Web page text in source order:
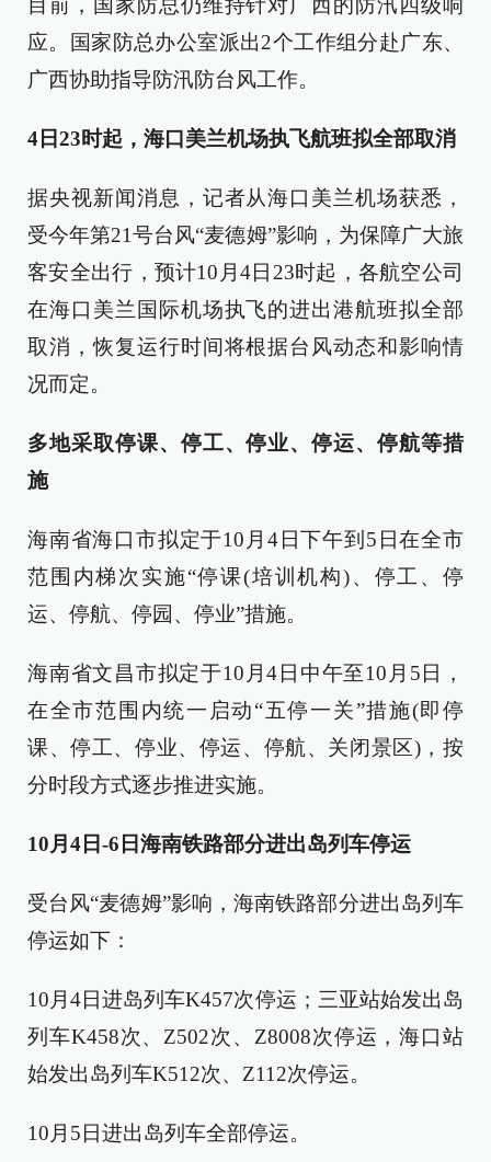
目前，国家防总仍维持针对广西的防汛四级响
应。国家防总办公室派出2个工作组分赴广东、
广西协助指导防汛防台风工作。
4日23时起，海口美兰机场执飞航班拟全部取消
据央视新闻消息，记者从海口美兰机场获悉，
受今年第21号台风“麦德姆”影响，为保障广大旅
客安全出行，预计10月4日23时起，各航空公司
在海口美兰国际机场执飞的进出港航班拟全部
取消，恢复运行时间将根据台风动态和影响情
况而定。
多地采取停课、停工、停业、停运、停航等措
施
海南省海口市拟定于10月4日下午到5日在全市
范围内梯次实施“停课(培训机构)、停工、停
运、停航、停园、停业”措施。
海南省文昌市拟定于10月4日中午至10月5日，
在全市范围内统一启动“五停一关”措施(即停
课、停工、停业、停运、停航、关闭景区)，按
分时段方式逐步推进实施。
10月4日-6日海南铁路部分进出岛列车停运
受台风“麦德姆”影响，海南铁路部分进出岛列车
停运如下：
10月4日进岛列车K457次停运；三亚站始发出岛
列车K458次、Z502次、Z8008次停运，海口站
始发出岛列车K512次、Z112次停运。
10月5日进出岛列车全部停运。